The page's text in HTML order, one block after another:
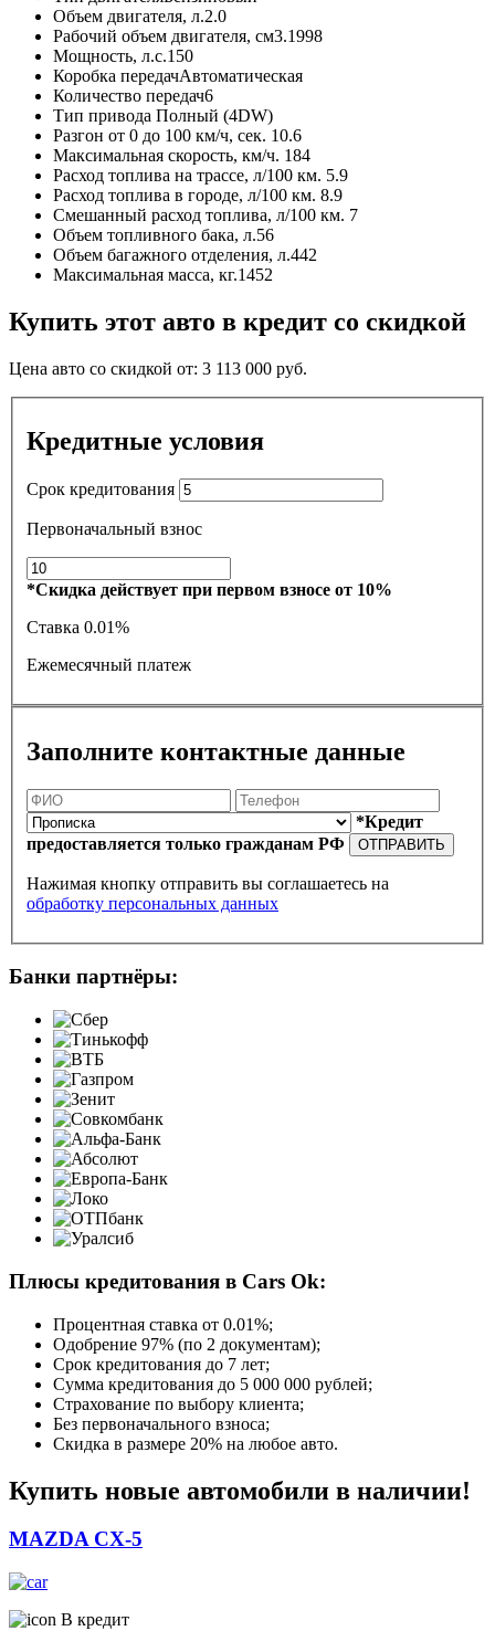
Объем двигателя, л.2.0
Рабочий объем двигателя, см3.1998
Мощность, л.с.150
Коробка передачАвтоматическая
Количество передач6
Тип привода Полный (4DW)
Разгон от 0 до 100 км/ч, сек. 10.6
Максимальная скорость, км/ч. 184
Расход топлива на трассе, л/100 км. 5.9
Расход топлива в городе, л/100 км. 8.9
Смешанный расход топлива, л/100 км. 7
Объем топливного бака, л.56
Объем багажного отделения, л.442
Максимальная масса, кг.1452
Купить этот авто в кредит со скидкой
Цена авто со скидкой от: 3 113 000 руб.
Кредитные условия
Срок кредитования
Первоначальный взнос
*Скидка действует при первом взносе от 10%
Ставка 0.01%
Ежемесячный платеж
Заполните контактные данные
*Кредит
предоставляется только гражданам РФ
ОТПРАВИТЬ
Нажимая кнопку отправить вы соглашаетесь на
обработку персональных данных
Банки партнёры:
Плюсы кредитования в Cars Ok:
Процентная ставка от 0.01%;
Одобрение 97% (по 2 документам);
Срок кредитования до 7 лет;
Сумма кредитования до 5 000 000 рублей;
Страхование по выбору клиента;
Без первоначального взноса;
Скидка в размере 20% на любое авто.
Купить новые автомобили в наличии!
MAZDA CX-5
В кредит